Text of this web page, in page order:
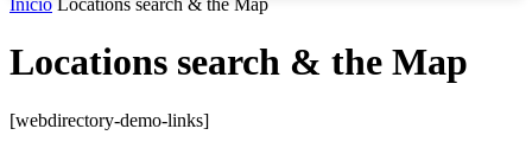
Inicio Locations search & the Map
Locations search & the Map
[webdirectory-demo-links]